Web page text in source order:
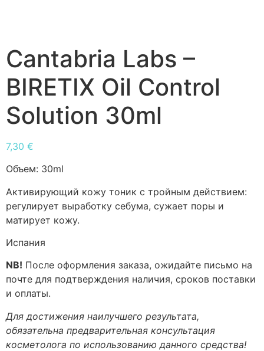
Cantabria Labs –
BIRETIX Oil Control
Solution 30ml
7,30 €
Объем: 30ml
Активирующий кожу тоник с тройным действием:
регулирует выработку себума, сужает поры и
матирует кожу.
Испания
NB! После оформления заказа, ожидайте письмо на
почте для подтверждения наличия, сроков поставки
и оплаты.
Для достижения наилучшего результата,
обязательна предварительная консультация
косметолога по использованию данного средства!